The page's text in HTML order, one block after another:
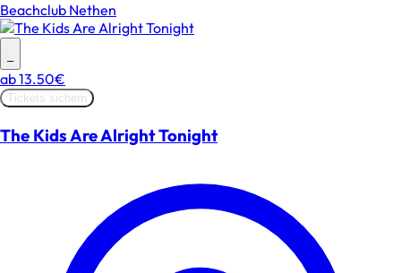
Beachclub Nethen
–
ab13.50€
Tickets sichern
The Kids Are Alright Tonight